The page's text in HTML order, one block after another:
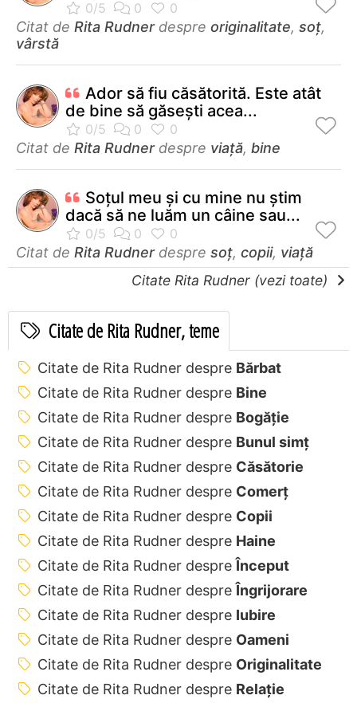
Citat de Rita Rudnerdespre originalitate, soț,
vârstă
Ador să fiu căsătorită. Este atât
de bine să găseşti acea...
Citat de Rita Rudnerdespre viață, bine
Soţul meu şi cu mine nu ştim
dacă să ne luăm un câine sau...
Citat de Rita Rudnerdespre soț, copii, viață
Citate Rita Rudner (vezi toate)
Citate de Rita Rudner, teme
Citate de Rita Rudner despre Bărbat
Citate de Rita Rudner despre Bine
Citate de Rita Rudner despre Bogăție
Citate de Rita Rudner despre Bunul simț
Citate de Rita Rudner despre Căsătorie
Citate de Rita Rudner despre Comerț
Citate de Rita Rudner despre Copii
Citate de Rita Rudner despre Haine
Citate de Rita Rudner despreÎnceput
Citate de Rita Rudner despreÎngrijorare
Citate de Rita Rudner despre Iubire
Citate de Rita Rudner despre Oameni
Citate de Rita Rudner despre Originalitate
Citate de Rita Rudner despre Relație